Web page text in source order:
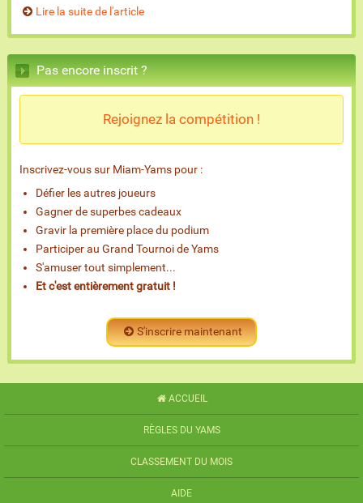
Lire la suite de l'article
Pas encore inscrit ?
Rejoignez la compétition !
Inscrivez-vous sur Miam-Yams pour :
Défier les autres joueurs
Gagner de superbes cadeaux
Gravir la première place du podium
Participer au Grand Tournoi de Yams
S'amuser tout simplement...
Et c'est entièrement gratuit !
S'inscrire maintenant
ACCUEIL
RÈGLES DU YAMS
CLASSEMENT DU MOIS
AIDE